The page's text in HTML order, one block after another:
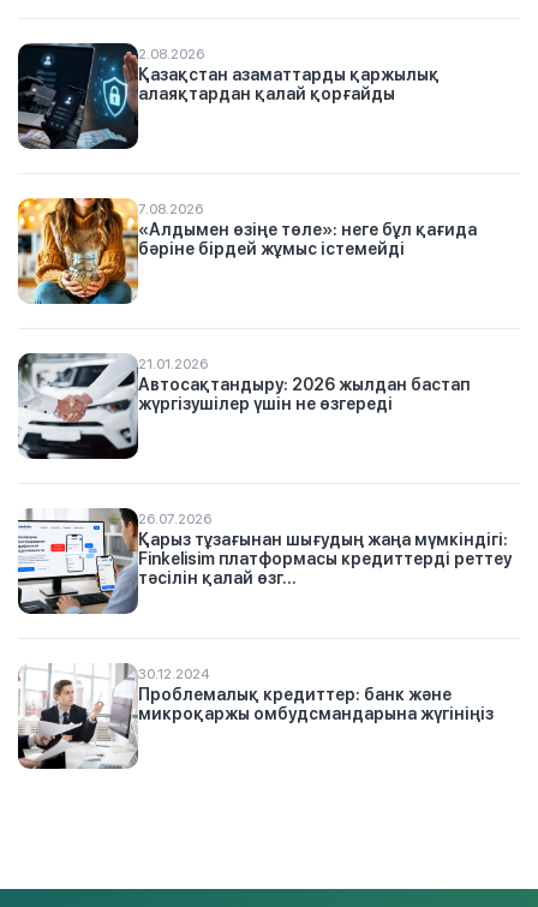
2.08.2026
Қазақстан азаматтарды қаржылық
алаяқтардан қалай қорғайды
7.08.2026
«Алдымен өзіңе төле»: неге бұл қағида
бәріне бірдей жұмыс істемейді
21.01.2026
Автосақтандыру: 2026 жылдан бастап
жүргізушілер үшін не өзгереді
26.07.2026
Қарыз тұзағынан шығудың жаңа мүмкіндігі:
Finkelisim платформасы кредиттерді реттеу
тәсілін қалай өзг...
30.12.2024
Проблемалық кредиттер: банк және
микроқаржы омбудсмандарына жүгініңіз